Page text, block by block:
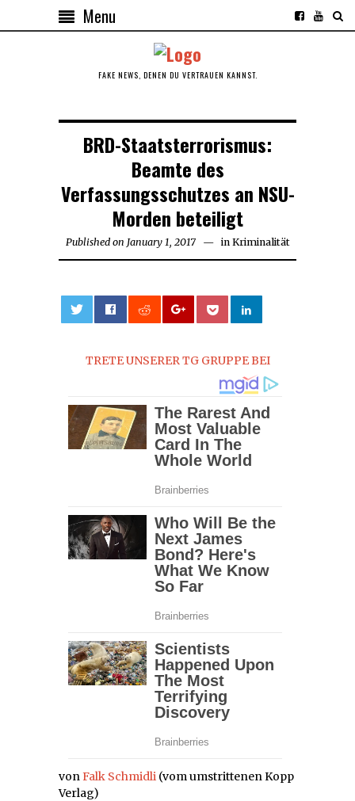
Menu
FAKE NEWS, DENEN DU VERTRAUEN KANNST.
BRD-Staatsterrorismus:
Beamte des
Verfassungsschutzes an NSU-
Morden beteiligt
Published on January 1, 2017January
in Kriminalität
TRETE UNSERER TG GRUPPE BEI
vonFalk Schmidli (vom umstrittenen Kopp
Verlag)